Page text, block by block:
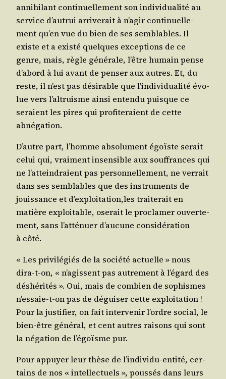
anni­hi­lant conti­nuel­le­ment son indi­vi­dua­li­té au
ser­vice d’au­trui arri­ve­rait à n’a­gir conti­nuel­le­
ment qu’en vue du bien de ses sem­blables. Il
existe et a exis­té quelques excep­tions de ce
genre, mais, règle géné­rale, l’être humain pense
d’a­bord à lui avant de pen­ser aux autres. Et, du
reste, il n’est pas dési­rable que l’in­di­vi­dua­li­té évo­
lue vers l’al­truisme ain­si enten­du puisque ce
seraient les pires qui pro­fi­te­raient de cette
abnégation.
D’autre part, l’homme abso­lu­ment égoïste serait
celui qui, vrai­ment insen­sible aux souf­frances qui
ne l’at­tein­draient pas per­son­nel­le­ment, ne ver­rait
dans ses sem­blables que des ins­tru­ments de
jouis­sance et d’exploitation,les trai­te­rait en
matière exploi­table, ose­rait le pro­cla­mer ouver­te­
ment, sans l’at­té­nuer d’au­cune consi­dé­ra­tion
à côté.
« Les pri­vi­lé­giés de la socié­té actuelle » nous
dira-t-on, « n’a­gissent pas autre­ment à l’é­gard des
déshé­ri­tés ». Oui, mais de com­bien de sophismes
n’es­saie-t-on pas de dégui­ser cette exploi­ta­tion !
Pour la jus­ti­fier, on fait inter­ve­nir l’ordre social, le
bien-être géné­ral, et cent autres rai­sons qui sont
la néga­tion de l’é­goïsme pur.
Pour appuyer leur thèse de l’in­di­vi­du-enti­té, cer­
tains de nos « intel­lec­tuels », pous­sés dans leurs